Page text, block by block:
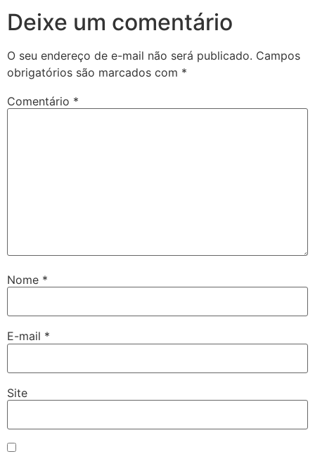
Deixe um comentário
O seu endereço de e-mail não será publicado. Campos
obrigatórios são marcados com *
Comentário *
Nome *
E-mail *
Site